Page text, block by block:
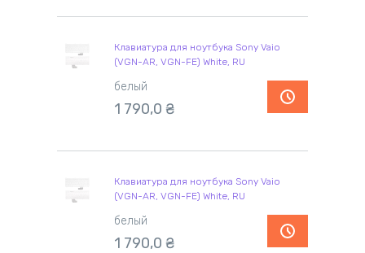
Клавиатура для ноутбука Sony Vaio
(VGN-AR, VGN-FE) White, RU
белый
1 790,0 ₴
Клавиатура для ноутбука Sony Vaio
(VGN-AR, VGN-FE) White, RU
белый
1 790,0 ₴